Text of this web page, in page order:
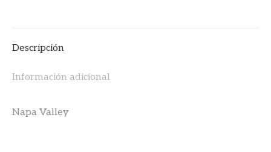
Descripción
Información adicional
Napa Valley